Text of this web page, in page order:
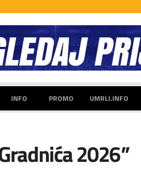
INFO PROMO UMRLI.INFO
2026”